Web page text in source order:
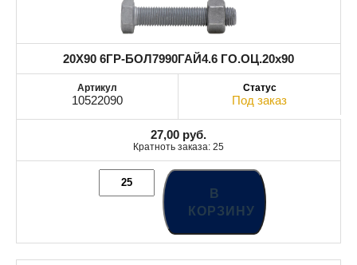
20X90 6ГР-БОЛ7990ГАЙ4.6 ГО.ОЦ.20x90
10522090 Под заказ
27,00 руб.
Кратноть заказа: 25
В
КОРЗИНУ